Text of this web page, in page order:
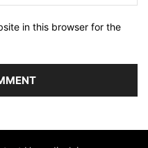
in this browser for the